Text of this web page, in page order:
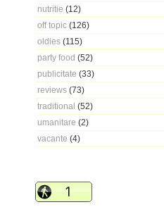
nutritie (12)
off topic (126)
oldies (115)
party food (52)
publicitate (33)
reviews (73)
traditional (52)
umanitare (2)
vacante (4)